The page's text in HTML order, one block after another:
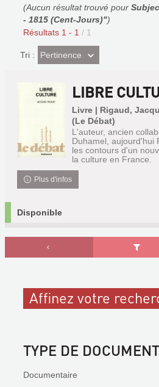
(Aucun résultat trouvé pour
- 1815 (Cent-Jours)")
Résultats 1 - 1 / 1
Tri : (Effet
imédiat)
Pertinence
LIBRE
Livre | Rigaud,
(Le Débat)
L'auteur, ancien
Duhamel, aujourd'hui
les contours d'un
la culture en France.
Plus d'infos
Disponible
Affinez votre
TYPE DE DOCUMENT
Documentaire